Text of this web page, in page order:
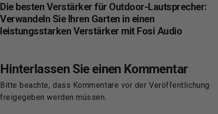
Die besten Verstärker für Outdoor-Lautsprecher:
Verwandeln Sie Ihren Garten in einen
leistungsstarken Verstärker mit Fosi Audio
Hinterlassen Sie einen Kommentar
Bitte beachte, dass Kommentare vor der Veröffentlichung
freigegeben werden müssen.